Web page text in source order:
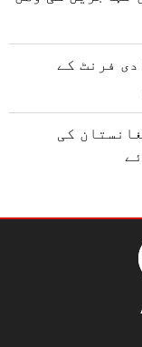
فرنٹ کے
کی